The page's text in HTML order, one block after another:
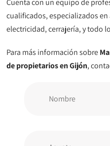
Cuenta con un equipo de
cualificados, especializados
electricidad, cerrajería, y todo
Para más información sobre
de propietarios en Gijón,